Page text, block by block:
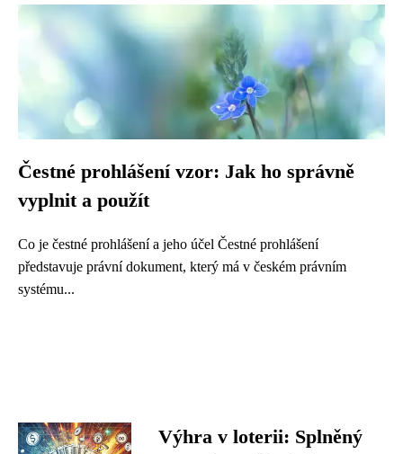
Čestné prohlášení vzor: Jak ho správně
vyplnit a použít
Co je čestné prohlášení a jeho účel Čestné prohlášení
představuje právní dokument, který má v českém právním
systému...
Výhra v loterii: Splněný